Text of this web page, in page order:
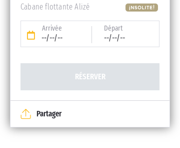
Cabane flottante Alizé
Arrivée
--/--/--
Départ
--/--/--
RÉSERVER
Partager